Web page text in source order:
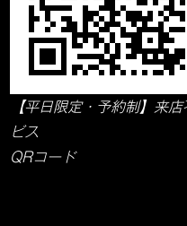
【平日限定・予約制】来
ビス
QRコード